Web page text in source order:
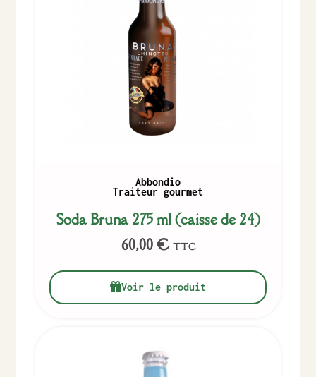
Abbondio
Traiteur gourmet
Soda Bruna 275 ml (caisse de 24)
60,00€ TTC
Voir le produit